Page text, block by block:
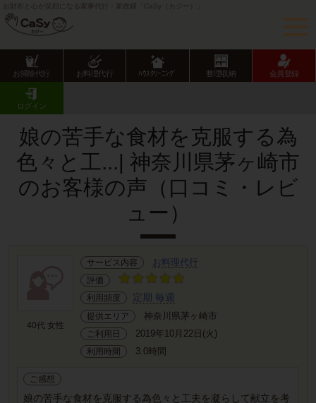
お財布と心が笑顔になる家事代行・家政婦「CaSy（カジー）」
お掃除代行 お料理代行 ﾊｳｽｸﾘｰﾆﾝｸﾞ 整理収納 会員登録
ログイン
CaSy TOP
お客様の声･口コミ詳細
娘の苦手な食材を克服する為
色々と工...| 神奈川県茅ヶ崎市
のお客様の声（口コミ・レビ
ュー）
40代 女性
サービス内容 お料理代行
評価
利用頻度
定期 毎週
提供エリア 神奈川県茅ヶ崎市
ご利用日 2019年10月22日(火)
利用時間 3.0時間
ご感想
娘の苦手な食材を克服する為色々と工夫を凝らして献立を考